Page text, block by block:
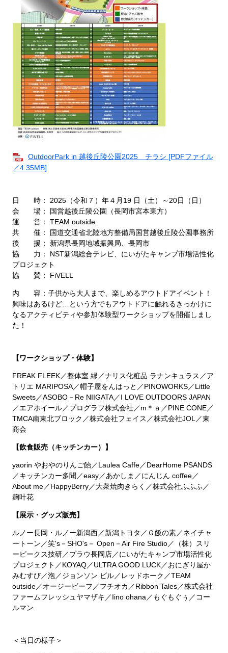
OutdoorPark in 越後丘陵公園2025 チラシ [PDFファイル
／4.35MB]
日 時： 2025（令和７）年４月19 日（土）～20日（日）
会 場： 国営越後丘陵公園（長岡市宮本東方）
運 営： TEAM outside
共 催： 国道交通省北陸地方整備局国営越後丘陵公園事務所
後 援： 新潟県長岡地域振興局、長岡市
協 力： NST新潟総合テレビ、にいがたキャンプ市場活性化
プロジェクト
協 賛： FiVELL
内 容：子供から大人まで、楽しめるアウトドアイベント！
興味はあるけど…という方でもアウトドアに触れるきっかけに
なるアクティビティや参加体験型ワークショップを開催しまし
た！
【ワークショップ・体験】
FREAK FLEEK／整体室 縁／ナリス化粧品 ラナンキュラス／ア
トリエ MARIPOSA／帽子屋をんはっと／PINOWORKS／Little
Sweets／ASOBO－Re NIIGATA／I LOVE OUTDOORS JAPAN
／エアホイール／プログラフ株式会社／m＊ａ／PINE CONE／
TMCA南東北ブロック／株式会社フェイス／株式会社JOL／東
商会
【飲食販売（キッチンカー）】
yaorin やおやのりんご飴／Laulea Caffe／DearHome PSANDS
／キッチンカー多聞／easy／あかしま／にんじん coffee／
About me／HappyBerry／大衆焼肉きらく／株式会社ふふふ／
麹叶花
【展示・グッズ販売】
ルノー長岡・ルノー新潟西／新潟トヨタ／Ｇ飯の素／ネイチャ
ートーン／笑's－SHO's－ Open－Air Fire Studio／（株）スリ
ーピークス技研／プラウ長岡店／にいがたキャンプ市場活性化
プロジェクト／KOYAQ／ULTRA GOOD LUCK／おにぎり屋か
みむすび／泡／ジョンソン ビル／レッドホーク／TEAM
outside／オージービーフ／フチオカ／Ribbon Tales／株式会社
ファームフレッシュヤマザキ／Iino ohana／もぐもぐぅ／コー
ルマン
＜当日の様子＞